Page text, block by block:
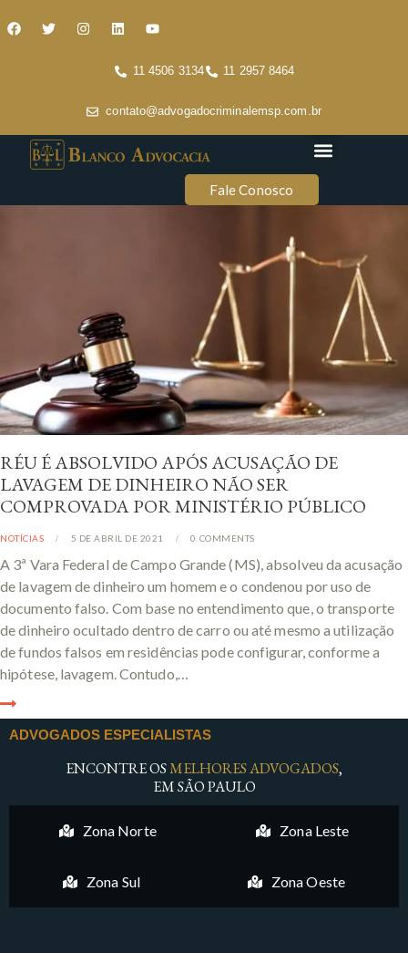
11 4506 3134 11 2957 8464
contato@advogadocriminalemsp.com.br
Fale Conosco
RÉU É ABSOLVIDO APÓS ACUSAÇÃO DE
LAVAGEM DE DINHEIRO NÃO SER
COMPROVADA POR MINISTÉRIO PÚBLICO
NOTÍCIAS 5 DE ABRIL DE 2021 0 COMMENTS
A 3ª Vara Federal de Campo Grande (MS), absolveu da acusação
de lavagem de dinheiro um homem e o condenou por uso de
documento falso. Com base no entendimento que, o transporte
de dinheiro ocultado dentro de carro ou até mesmo a utilização
de fundos falsos em residências pode configurar, conforme a
hipótese, lavagem. Contudo,…
ADVOGADOS ESPECIALISTAS
ENCONTRE OSMELHORES ADVOGADOS,
EM SÃO PAULO
Zona Norte Zona Leste
Zona Sul Zona Oeste